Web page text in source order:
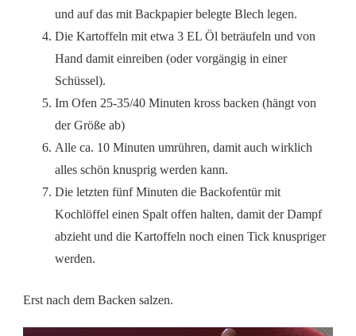
und auf das mit Backpapier belegte Blech legen.
Die Kartoffeln mit etwa 3 EL Öl beträufeln und von
Hand damit einreiben (oder vorgängig in einer
Schüssel).
Im Ofen 25-35/40 Minuten kross backen (hängt von
der Größe ab)
Alle ca. 10 Minuten umrühren, damit auch wirklich
alles schön knusprig werden kann.
Die letzten fünf Minuten die Backofentür mit
Kochlöffel einen Spalt offen halten, damit der Dampf
abzieht und die Kartoffeln noch einen Tick knuspriger
werden.
Erst nach dem Backen salzen.